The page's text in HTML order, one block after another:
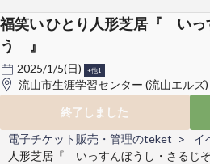
福笑い ひとり人形芝居『 いっ
う 』
2025/1/5(日) +他1
流山市生涯学習センター (流山エルズ
終了しました
電子チケット販売・管理のteket イ
人形芝居『 いっすんぼうし・さるじ